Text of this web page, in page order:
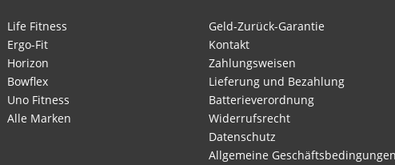
Life Fitness
Ergo-Fit
Horizon
Bowflex
Uno Fitness
Alle Marken
Geld-Zurück-Garantie
Kontakt
Zahlungsweisen
Lieferung und Bezahlung
Batterieverordnung
Widerrufsrecht
Datenschutz
Allgemeine Geschäftsbedingungen